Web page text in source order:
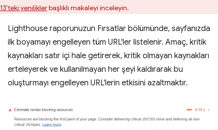
13'teki yeniliklerbaşlıklı makaleyi inceleyin.
Lighthouse raporunuzun Fırsatlar bölümünde, sayfanızda
ilk boyamayı engelleyen tüm URL'ler listelenir. Amaç, kritik
kaynakları satır içi hale getirerek, kritik olmayan kaynakları
erteleyerek ve kullanılmayan her şeyi kaldırarak bu
oluşturmayı engelleyen URL'lerin etkisini azaltmaktır.